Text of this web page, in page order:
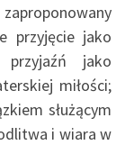
przyjęcie jako
przyjaźń jako
miłości;
służącym
i wiara w